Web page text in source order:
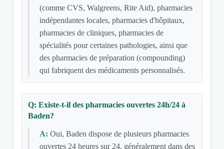
(comme CVS, Walgreens, Rite Aid), pharmacies
indépendantes locales, pharmacies d'hôpitaux,
pharmacies de cliniques, pharmacies de
spécialités pour certaines pathologies, ainsi que
des pharmacies de préparation (compounding)
qui fabriquent des médicaments personnalisés.
Q: Existe-t-il des pharmacies ouvertes 24h/24 à
Baden?
A: Oui, Baden dispose de plusieurs pharmacies
ouvertes 24 heures sur 24, généralement dans des